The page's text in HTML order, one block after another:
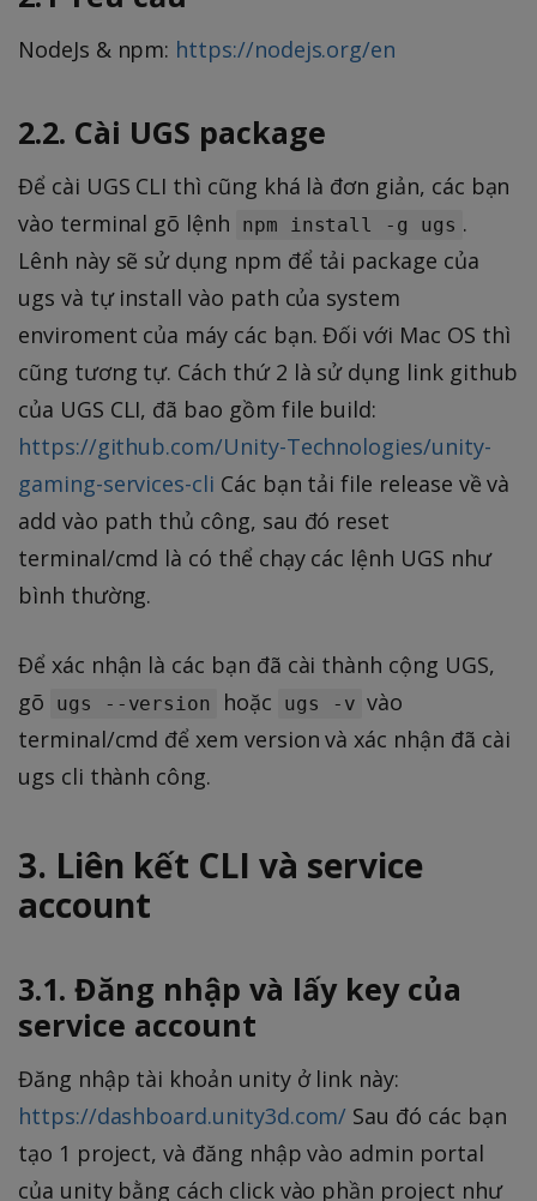
NodeJs & npm: https://nodejs.org/en
2.2. Cài UGS package
Để cài UGS CLI thì cũng khá là đơn giản, các bạn
vào terminal gõ lệnh
npm install -g ugs .
Lênh này sẽ sử dụng npm để tải package của
ugs và tự install vào path của system
enviroment của máy các bạn. Đối với Mac OS thì
cũng tương tự. Cách thứ 2 là sử dụng link github
của UGS CLI, đã bao gồm file build:
https://github.com/Unity-Technologies/unity-
gaming-services-cli Các bạn tải file release về và
add vào path thủ công, sau đó reset
terminal/cmd là có thể chạy các lệnh UGS như
bình thường.
Để xác nhận là các bạn đã cài thành cộng UGS,
gõ
ugs --version hoặc ugs -v vào
terminal/cmd để xem version và xác nhận đã cài
ugs cli thành công.
3. Liên kết CLI và service
account
3.1. Đăng nhập và lấy key của
service account
Đăng nhập tài khoản unity ở link này:
https://dashboard.unity3d.com/ Sau đó các bạn
tạo 1 project, và đăng nhập vào admin portal
của unity bằng cách click vào phần project như